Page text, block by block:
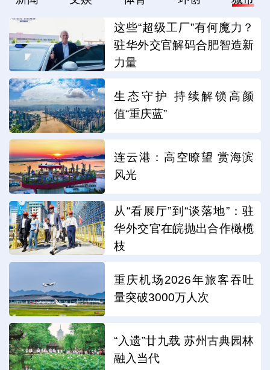
这些“超级工厂”有何魔力？
驻华外交官解码合肥智造新
力量
生态守护 持续解锁高颜
值“重庆蓝”
连云港：高空瞭望 赏海滨
风光
从“看展厅”到“谈落地”：驻
华外交官在皖抛出合作橄榄
枝
重庆机场2026年旅客吞吐
量突破3000万人次
“入遗”廿九载 苏州古典园林
融入当代